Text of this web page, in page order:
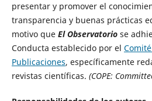
presentar y promover el
transparencia y buenas prácticas
motivo que El Observatoriose
Conducta establecido por el
Publicaciones, específicamente
revistas científicas. (COPE: